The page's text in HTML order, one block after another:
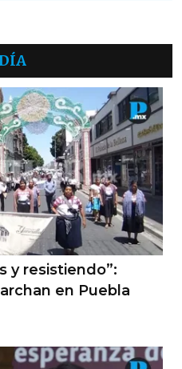
y resistiendo”:
en Puebla